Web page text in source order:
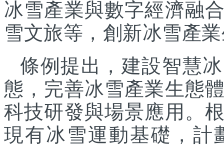
冰雪產業與數字經濟融
雪文旅等，創新冰雪產
條例提出，建設智慧
態，完善冰雪產業生態
科技研發與場景應用。
現有冰雪運動基礎，計